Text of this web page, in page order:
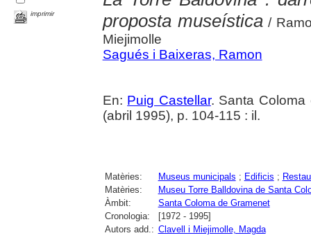
imprimir
proposta museística/
Miejimolle
Sagués i Baixeras, Ramon
En: Puig Castellar. Santa Coloma
(abril 1995), p. 104-115 : il.
Matèries: Museus municipals ; Edificis ;
Matèries:
Museu Torre Balldovina de Santa
Àmbit:
Santa Coloma de Gramenet
Cronologia:
[1972 - 1995]
Autors add.: Clavell i Miejimolle, Magda